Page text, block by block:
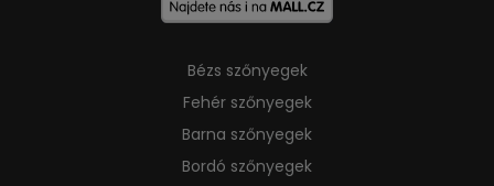
Bézs szőnyegek
Fehér szőnyegek
Barna szőnyegek
Bordó szőnyegek